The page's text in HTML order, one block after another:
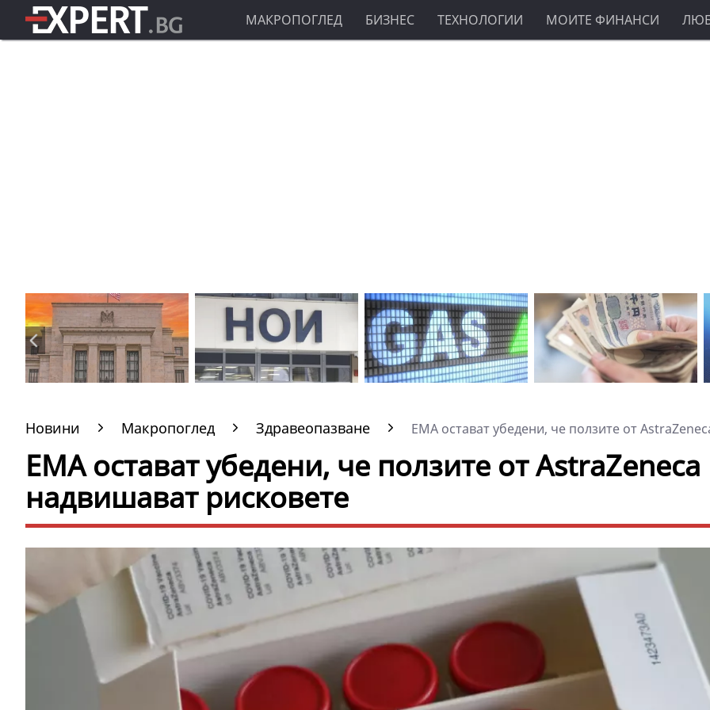
МАКРОПОГЛЕД БИЗНЕС ТЕХНОЛОГИИ МОИТЕ ФИНАНСИ
Новини Макропоглед Здравеопазване ЕМА остават убедени, че ползите от
ЕМА остават убедени, че ползите от AstraZeneca
надвишават рисковете